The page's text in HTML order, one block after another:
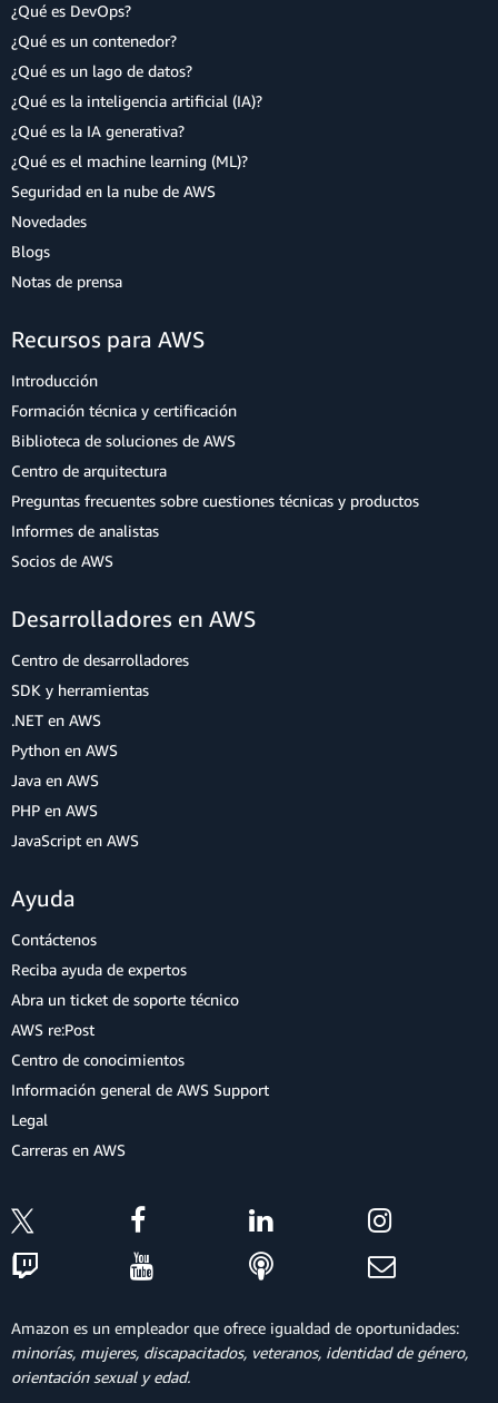
¿Qué es DevOps?
¿Qué es un contenedor?
¿Qué es un lago de datos?
¿Qué es la inteligencia artificial (IA)?
¿Qué es la IA generativa?
¿Qué es el machine learning (ML)?
Seguridad en la nube de AWS
Novedades
Blogs
Notas de prensa
Recursos para AWS
Introducción
Formación técnica y certificación
Biblioteca de soluciones de AWS
Centro de arquitectura
Preguntas frecuentes sobre cuestiones técnicas y productos
Informes de analistas
Socios de AWS
Desarrolladores en AWS
Centro de desarrolladores
SDK y herramientas
.NET en AWS
Python en AWS
Java en AWS
PHP en AWS
JavaScript en AWS
Ayuda
Contáctenos
Reciba ayuda de expertos
Abra un ticket de soporte técnico
AWS re:Post
Centro de conocimientos
Información general de AWS Support
Legal
Carreras en AWS
Amazon es un empleador que ofrece igualdad de oportunidades:
minorías, mujeres, discapacitados, veteranos, identidad de género,
orientación sexual y edad.